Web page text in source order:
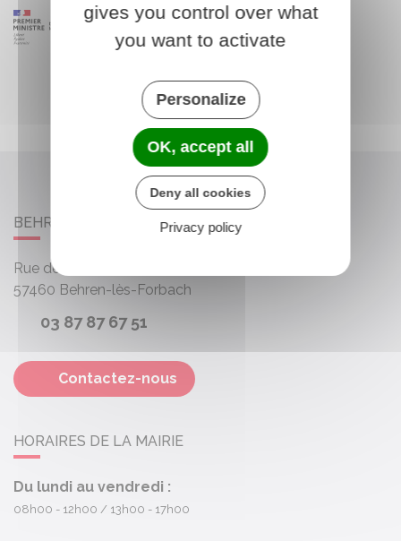
BEHREN-LÈS-FORBACH
Rue des Roses
57460 Behren-lès-Forbach
03 87 87 67 51
Contactez-nous
HORAIRES DE LA MAIRIE
Du lundi au vendredi :
08h00 - 12h00 13h00 - 17h00
gives you control over what
you want to activate
Personalize
OK, accept all
Deny all cookies
Privacy policy